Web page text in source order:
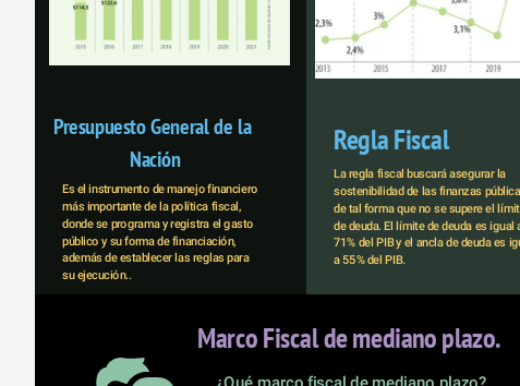
Presupuesto General de la
Nación
Regla Fiscal
La regla fiscal buscará asegurar la
sostenibilidad de las finanzas
de tal forma que no se supere el
de deuda. El límite de deuda es igual
71% del PIB y el ancla de deuda es
a 55% del PIB.
Es el instrumento de manejo financiero
más importante de la política fiscal,
donde se programa y registra el gasto
público y su forma de financiación,
además de establecer las reglas para
su ejecución..
Marco Fiscal de mediano plazo.